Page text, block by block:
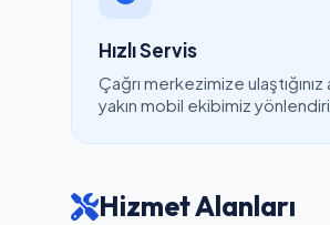
Hızlı Servis
Çağrı merkezimize
yakın mobil ekibimiz
Hizmet Alanları